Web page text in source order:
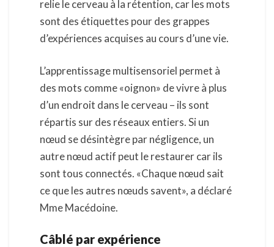
relie le cerveau à la rétention, car les mots
sont des étiquettes pour des grappes
d’expériences acquises au cours d’une vie.
L’apprentissage multisensoriel permet à
des mots comme «oignon» de vivre à plus
d’un endroit dans le cerveau – ils sont
répartis sur des réseaux entiers. Si un
nœud se désintègre par négligence, un
autre nœud actif peut le restaurer car ils
sont tous connectés. «Chaque nœud sait
ce que les autres nœuds savent», a déclaré
Mme Macédoine.
Câblé par expérience